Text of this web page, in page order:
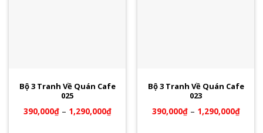
Bộ 3 Tranh Về Quán Cafe
025
390,000₫– 1,290,000₫
Bộ 3 Tranh Về Quán Cafe
023
390,000₫– 1,290,000₫